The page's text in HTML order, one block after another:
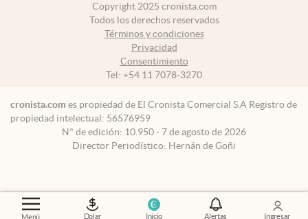
Menú Dolar Inicio Alertas Ingresar
Copyright 2025 cronista.com
Todos los derechos reservados
Términos y condiciones
Privacidad
Consentimiento
Tel: +54 11 7078-3270
cronista.com es propiedad de El Cronista Comercial S.A Registro de
propiedad intelectual: 56576959
N° de edición: 10.950 - 7 de agosto de 2026
Director Periodístico: Hernán de Goñi